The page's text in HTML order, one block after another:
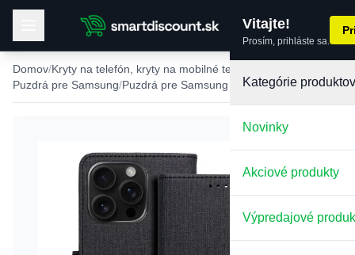
Vitajte!
Prosím, prihláste sa.
Kategórie produktov
Novinky
Akciové produkty
Výpredajové
Domov Kryty na telefón, kryty na mobilné telefóny
Puzdrá pre Samsung Puzdrá pre Samsung Galaxy A21S